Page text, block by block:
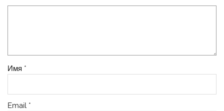
Имя *
Email *